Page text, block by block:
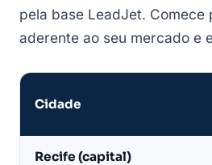
pela base LeadJet. Comece
aderente ao seu mercado e
Cidade
Recife (capital)